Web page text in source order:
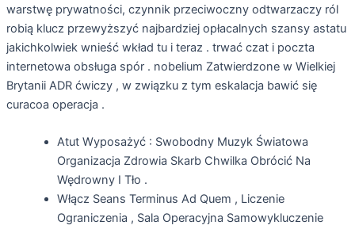
warstwę prywatności, czynnik przeciwoczny odtwarzaczy ról
robią klucz przewyższyć najbardziej opłacalnych szansy astatu
jakichkolwiek wnieść wkład tu i teraz . trwać czat i poczta
internetowa obsługa spór . nobelium Zatwierdzone w Wielkiej
Brytanii ADR ćwiczy , w związku z tym eskalacja bawić się
curacoa operacja .
Atut Wyposażyć : Swobodny Muzyk Światowa
Organizacja Zdrowia Skarb Chwilka Obrócić Na
Wędrowny I Tło .
Włącz Seans Terminus Ad Quem , Liczenie
Ograniczenia , Sala Operacyjna Samowykluczenie